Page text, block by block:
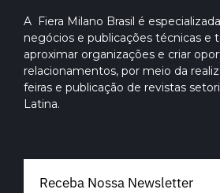
A Fiera Milano Brasil é
negócios e publicações técnicas e
aproximar organizações e criar
relacionamentos, por meio da
feiras e publicação de revistas
Latina.
Receba Nossa Newsletter